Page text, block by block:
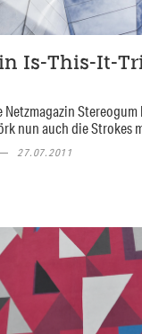
Is-This-It-
Netzmagazin Stereogum
nun auch die Strokes
27.07.2011